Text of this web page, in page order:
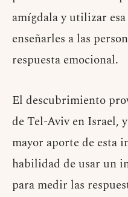
amígdala y utilizar
enseñarles a las
respuesta emocional.
El descubrimiento
de Tel-Aviv en Israel,
mayor aporte de esta
habilidad de usar un
para medir las